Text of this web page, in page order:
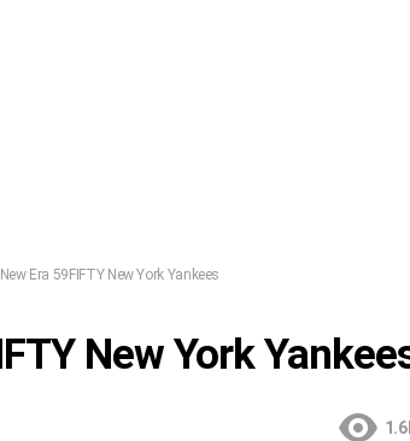
Era 59FIFTY New York Yankees
New York